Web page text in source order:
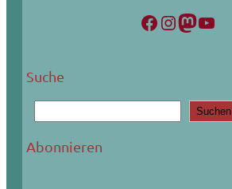
Facebook InstagramMastodon YouTube
Suche
u
c
Suchen
Abonnieren